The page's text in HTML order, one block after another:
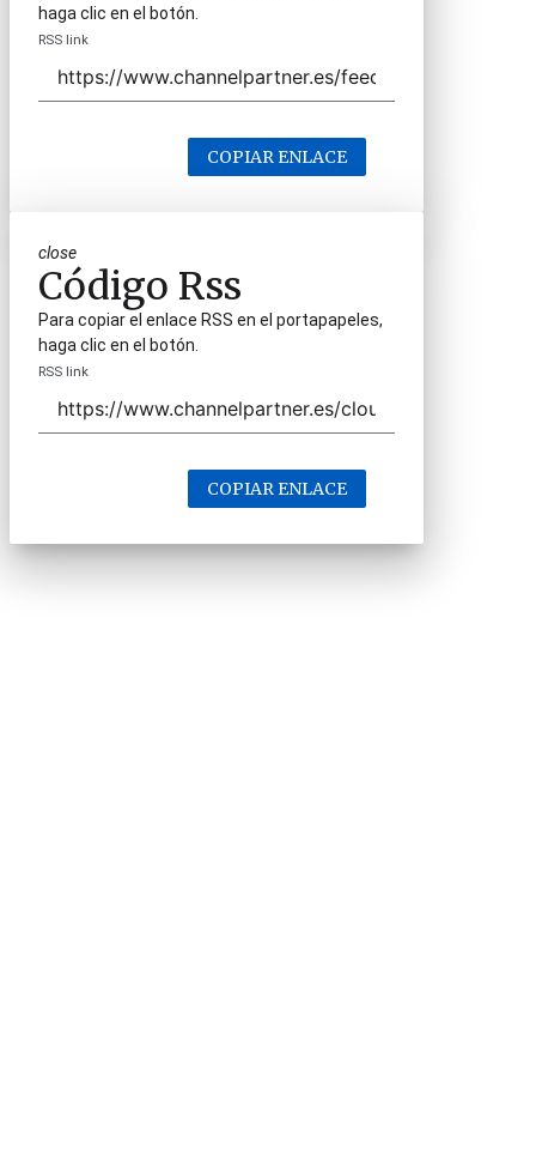
haga clic en el botón.
RSS link
COPIAR ENLACE
close
Código Rss
Para copiar el enlace RSS en el portapapeles,
haga clic en el botón.
RSS link
COPIAR ENLACE